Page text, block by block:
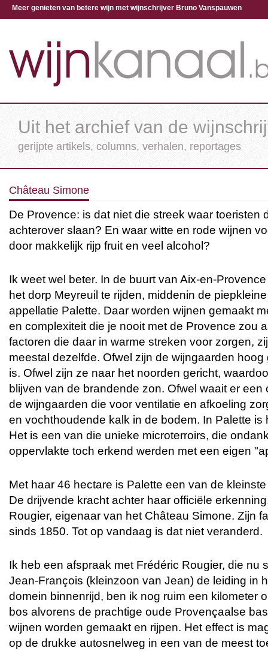
Meer genieten van betere wijn met wijnschrijver Bruno Vanspauwen
Uit het archief van de
gerijpte artikels, columns, verhalen, reportages
Château Simone
De Provence: is dat niet die streek waar toeristen
achterover slaan? En waar witte en rode wijnen
door makkelijk rijp fruit en veel alcohol?
Ik weet wel beter. In de buurt van Aix-en-
het dorp Meyreuil te rijden, middenin de
appellatie Palette. Daar worden wijnen gemaakt
en complexiteit die je nooit met de Provence zou
factoren die daar in warme streken voor zorgen,
meestal dezelfde. Ofwel zijn de wijngaarden
is. Ofwel zijn ze naar het noorden gericht,
blijven van de brandende zon. Ofwel waait er
de wijngaarden die voor ventilatie en afkoeling
en vochthoudende kalk in de bodem. In Palette is
Het is een van die unieke microterroirs, die
oppervlakte toch erkend werden met een eigen
Met haar 46 hectare is Palette een van de
De drijvende kracht achter haar officiële
Rougier, eigenaar van het Château Simone. Zijn
sinds 1850. Tot op vandaag is dat niet veranderd.
Ik heb een afspraak met Frédéric Rougier, die nu
Jean-François (kleinzoon van Jean) de leiding in
domein binnenrijd, ben ik nog ruim een kilometer
bos alvorens de prachtige oude Provençaalse
wijnen worden gemaakt en rijpen. Het effect is
op de drukke autosnelweg in een van de meest